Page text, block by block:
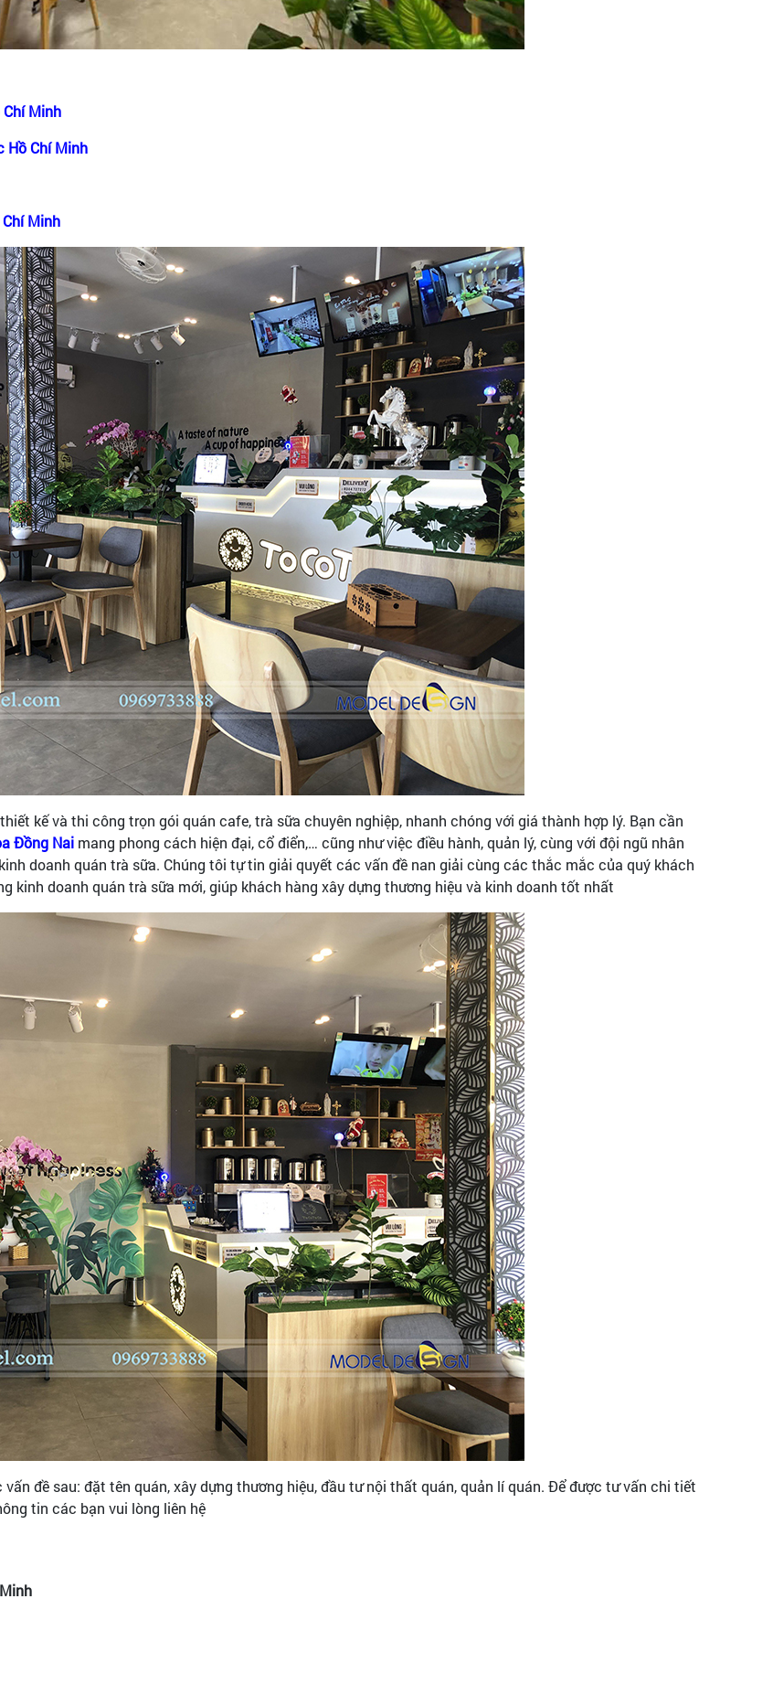
Minh
Hồ Chí Minh
Minh
kế và thi công trọn gói quán cafe, trà sữa chuyên nghiệp, nhanh chóng với giá thành hợp lý. Bạn cần
Đồng Nai mang phong cách hiện đại, cổ điển,… cũng như việc điều hành, quản lý, cùng với đội ngũ nhân
doanh quán trà sữa. Chúng tôi tự tin giải quyết các vấn đề nan giải cùng các thắc mắc của quý khách
kinh doanh quán trà sữa mới, giúp khách hàng xây dựng thương hiệu và kinh doanh tốt nhất
đề sau: đặt tên quán, xây dựng thương hiệu, đầu tư nội thất quán, quản lí quán. Để được tư vấn chi tiết
tin các bạn vui lòng liên hệ